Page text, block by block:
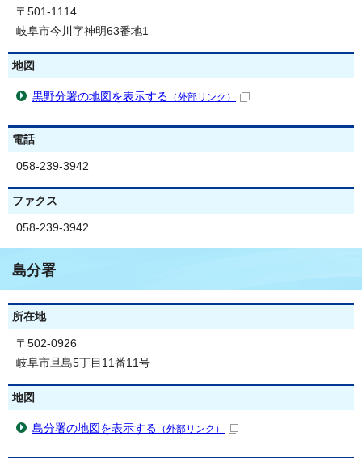
〒501-1114
岐阜市今川字神明63番地1
地図
黒野分署の地図を表示する （外部リンク）
電話
058-239-3942
ファクス
058-239-3942
島分署
所在地
〒502-0926
岐阜市旦島5丁目11番11号
地図
島分署の地図を表示する （外部リンク）